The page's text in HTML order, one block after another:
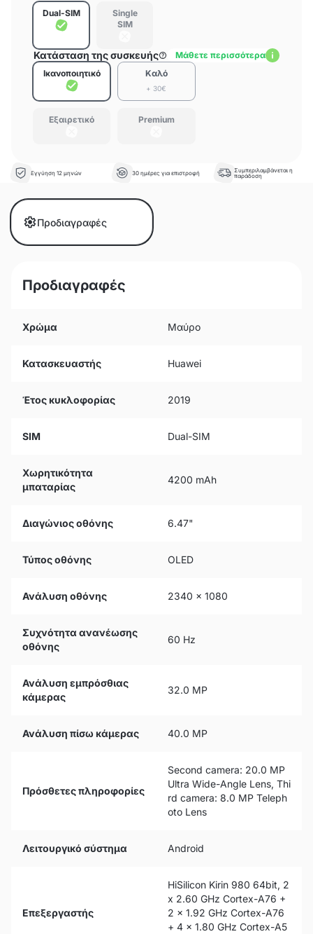
Dual-SIM
Single
SIM
Κατάσταση της συσκευής
Μάθετε περισσότερα
Ικανοποιητικό
Καλό
+ 30€
Εξαιρετικό Premium
Εγγύηση 12 μηνών 30 ημέρες για επιστροφή
Συμπεριλαμβάνεται η
παράδοση
Προδιαγραφές
Προδιαγραφές
Χρώμα Μαύρο
Κατασκευαστής Huawei
Έτος κυκλοφορίας 2019
SIM Dual-SIM
Χωρητικότητα
μπαταρίας
4200 mAh
Διαγώνιος οθόνης 6.47"
Τύπος οθόνης OLED
Ανάλυση οθόνης 2340 x 1080
Συχνότητα ανανέωσης
οθόνης
60 Hz
Ανάλυση εμπρόσθιας
κάμερας
32.0 MP
Ανάλυση πίσω κάμερας 40.0 MP
Πρόσθετες πληροφορίες
Second camera: 20.0 MP
Ultra Wide-Angle Lens, Thi
rd camera: 8.0 MP Teleph
oto Lens
Λειτουργικό σύστημα Android
Επεξεργαστής
HiSilicon Kirin 980 64bit, 2
x 2.60 GHz Cortex-A76 +
2 x 1.92 GHz Cortex-A76
+ 4 x 1.80 GHz Cortex-A5